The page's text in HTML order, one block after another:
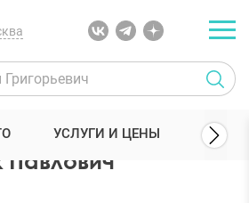
хирурги Бабаян Гайк Павлович
Павлович
УСЛУГИ И ЦЕНЫ